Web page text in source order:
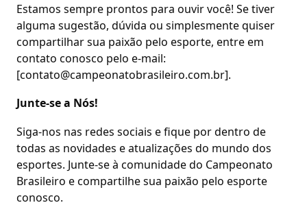
Estamos sempre prontos para ouvir você! Se tiver
alguma sugestão, dúvida ou simplesmente quiser
compartilhar sua paixão pelo esporte, entre em
contato conosco pelo e-mail:
[contato@campeonatobrasileiro.com.br].
Junte-se a Nós!
Siga-nos nas redes sociais e fique por dentro de
todas as novidades e atualizações do mundo dos
esportes. Junte-se à comunidade do Campeonato
Brasileiro e compartilhe sua paixão pelo esporte
conosco.